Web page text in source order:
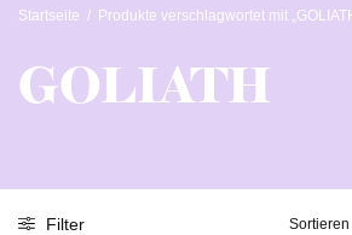
Startseite / Produkte verschlagwortet mit
GOLIATH
Filter